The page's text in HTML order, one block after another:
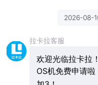
2026-08-
拉卡拉客服
欢迎光临拉卡拉
OS机免费申请